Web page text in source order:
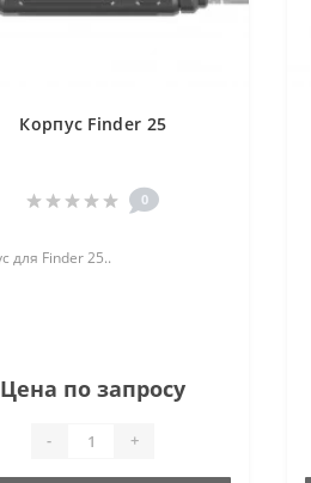
Корпус Finder 25
0
для Finder 25..
Цена по запросу
- +